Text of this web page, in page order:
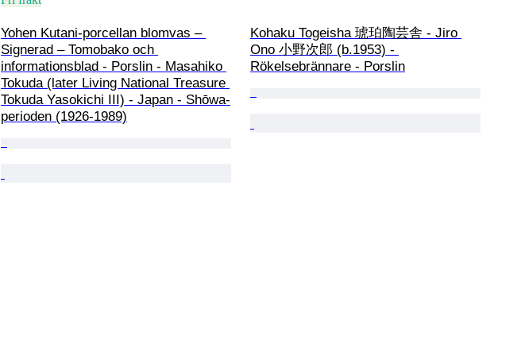
Yohen Kutani-porcellan blomvas –
Signerad – Tomobako och
informationsblad - Porslin - Masahiko
Tokuda (later Living National Treasure
Tokuda Yasokichi III) - Japan - Shōwa-
perioden (1926-1989)
Kohaku Togeisha 琥珀陶芸舎 - Jiro
Ono 小野次郎 (b.1953) -
Rökelsebrännare - Porslin